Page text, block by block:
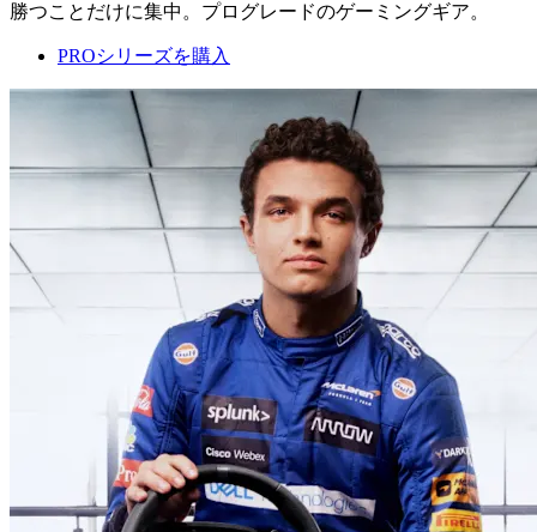
勝つことだけに集中。プログレードのゲーミングギア。
PROシリーズを購入